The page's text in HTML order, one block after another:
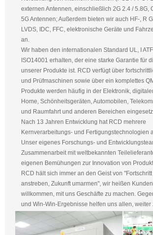
externen Antennen, einschließlich 2G 2.4 / 5.8G,
5G Antennen; Außerdem bieten wir auch HF-, R
LVDS, IDC, FFC, elektronische Geräte und
an.
Wir haben den internationalen Standard UL, I
ISO14001 erhalten, der eine starke Garantie für
unserer Produkte ist. RCD verfügt über
und Prüfmaschinen sowie über ein komplettes
Produkte werden häufig in der Elektronik,
Home, Schönheitsgeräten, Automobilen,
und Raumfahrt und anderen Bereichen
Nach 13 Jahren Entwicklung hat RCD mehrere
Kernverarbeitungs- und Fertigungstechnologien
Unser eigenes Forschungs- und
Zusammenarbeit mit weltbekannten
eigenen Bemühungen zur Innovation von
RCD hält sich immer an den Geist von
anstreben, Zukunft umarmen", wir heißen
willkommen, mit uns Geschäfte zu machen.
und Win-Win-Ergebnisse helfen uns allen, weiter